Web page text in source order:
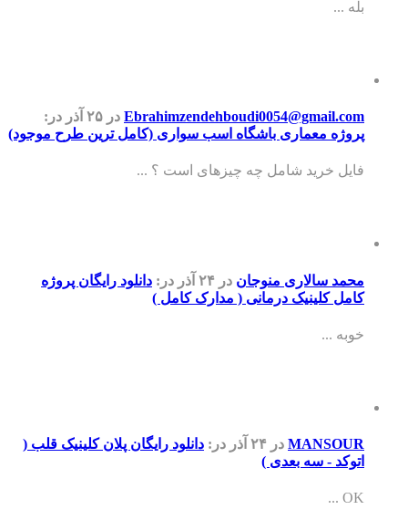
بله ...
Ebrahimzendehboudi0054@gmail.com در ۲۵ آذر
در:
پروژه معماری باشگاه اسب سواری (کامل ترین طرح موجود)
فایل خرید شامل چه چیزهای است ؟ ...
محمد سالاری منوجان در ۲۴ آذر در: دانلود رایگان پروژه
کامل کلینیک درمانی ( مدارک کامل )
خوبه ...
MANSOUR در ۲۴ آذر در: دانلود رایگان پلان کلینیک قلب (
اتوکد - سه بعدی )
OK ...